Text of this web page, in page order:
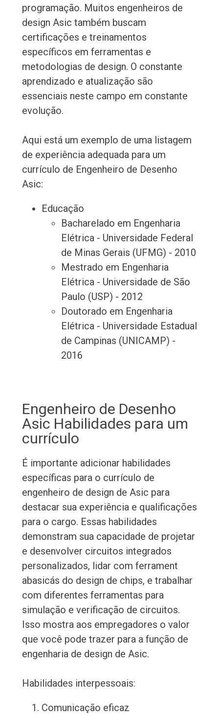
programação. Muitos engenheiros de
design Asic também buscam
certificações e treinamentos
específicos em ferramentas e
metodologias de design. O constante
aprendizado e atualização são
essenciais neste campo em constante
evolução.
Aqui está um exemplo de uma listagem
de experiência adequada para um
currículo de Engenheiro de Desenho
Asic:
Educação
Bacharelado em Engenharia
Elétrica - Universidade Federal
de Minas Gerais (UFMG) - 2010
Mestrado em Engenharia
Elétrica - Universidade de São
Paulo (USP) - 2012
Doutorado em Engenharia
Elétrica - Universidade Estadual
de Campinas (UNICAMP) -
2016
Engenheiro de Desenho
Asic Habilidades para um
currículo
É importante adicionar habilidades
específicas para o currículo de
engenheiro de design de Asic para
destacar sua experiência e qualificações
para o cargo. Essas habilidades
demonstram sua capacidade de projetar
e desenvolver circuitos integrados
personalizados, lidar com ferrament
abasicás do design de chips, e trabalhar
com diferentes ferramentas para
simulação e verificação de circuitos.
Isso mostra aos empregadores o valor
que você pode trazer para a função de
engenharia de design de Asic.
Habilidades interpessoais:
Comunicação eficaz